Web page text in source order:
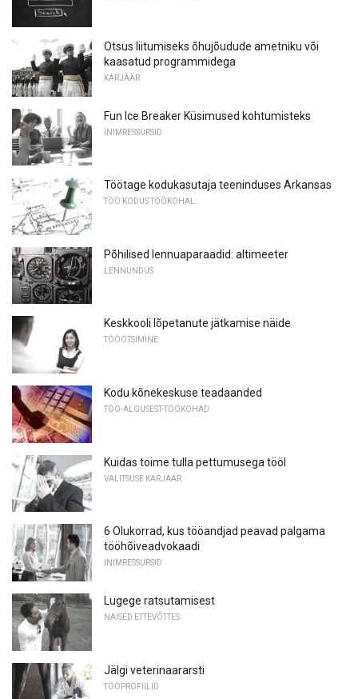
Otsus liitumiseks õhujõudude ametniku või
kaasatud programmidega
KARJÄÄR
Fun Ice Breaker Küsimused kohtumisteks
INIMRESSURSID
Töötage kodukasutaja teeninduses Arkansas
TÖÖ KODUS TÖÖKOHAL
Põhilised lennuaparaadid: altimeeter
LENNUNDUS
Keskkooli lõpetanute jätkamise näide
TÖÖOTSIMINE
Kodu kõnekeskuse teadaanded
TÖÖ-ALGUSEST-TÖÖKOHAD
Kuidas toime tulla pettumusega tööl
VALITSUSE KARJÄÄR
6 Olukorrad, kus tööandjad peavad palgama
tööhõiveadvokaadi
INIMRESSURSID
Lugege ratsutamisest
NAISED ETTEVÕTTES
Jälgi veterinaararsti
TÖÖPROFIILID